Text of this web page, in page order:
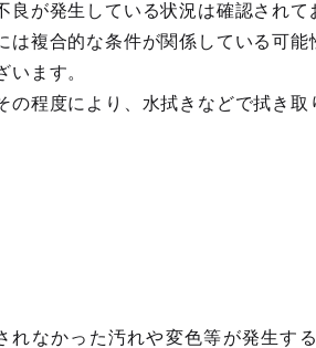
良が発生している状況は確認され
は複合的な条件が関係している可能
います。
の程度により、水拭きなどで拭き取
れなかった汚れや変色等が発生す